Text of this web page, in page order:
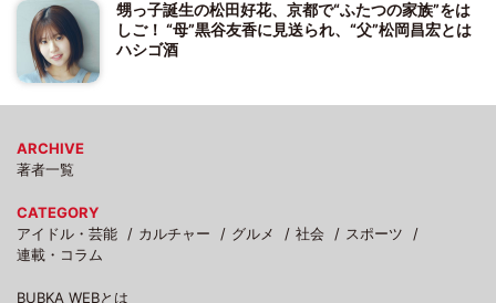
甥っ子誕生の松田好花、京都で“ふたつの家族”をは
しご！ “母”黒谷友香に見送られ、“父”松岡昌宏とは
ハシゴ酒
ARCHIVE
著者一覧
CATEGORY
アイドル・芸能
カルチャー グルメ 社会
スポーツ
連載・コラム
BUBKA WEBとは